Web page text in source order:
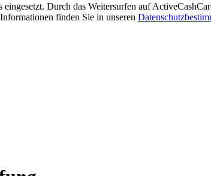
Durch das Weitersurfen auf
finden Sie in unseren